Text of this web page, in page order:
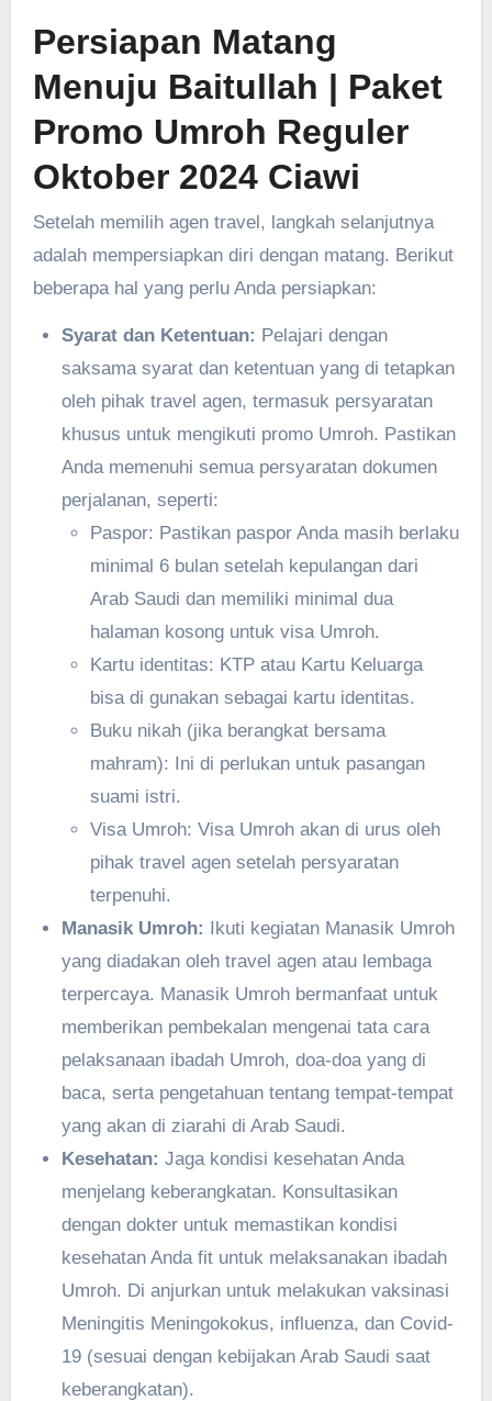
Persiapan Matang
Menuju Baitullah | Paket
Promo Umroh Reguler
Oktober 2024 Ciawi
Setelah memilih agen travel, langkah selanjutnya
adalah mempersiapkan diri dengan matang. Berikut
beberapa hal yang perlu Anda persiapkan:
Syarat dan Ketentuan: Pelajari dengan
saksama syarat dan ketentuan yang di tetapkan
oleh pihak travel agen, termasuk persyaratan
khusus untuk mengikuti promo Umroh. Pastikan
Anda memenuhi semua persyaratan dokumen
perjalanan, seperti:
Paspor: Pastikan paspor Anda masih berlaku
minimal 6 bulan setelah kepulangan dari
Arab Saudi dan memiliki minimal dua
halaman kosong untuk visa Umroh.
Kartu identitas: KTP atau Kartu Keluarga
bisa di gunakan sebagai kartu identitas.
Buku nikah (jika berangkat bersama
mahram): Ini di perlukan untuk pasangan
suami istri.
Visa Umroh: Visa Umroh akan di urus oleh
pihak travel agen setelah persyaratan
terpenuhi.
Manasik Umroh: Ikuti kegiatan Manasik Umroh
yang diadakan oleh travel agen atau lembaga
terpercaya. Manasik Umroh bermanfaat untuk
memberikan pembekalan mengenai tata cara
pelaksanaan ibadah Umroh, doa-doa yang di
baca, serta pengetahuan tentang tempat-tempat
yang akan di ziarahi di Arab Saudi.
Kesehatan: Jaga kondisi kesehatan Anda
menjelang keberangkatan. Konsultasikan
dengan dokter untuk memastikan kondisi
kesehatan Anda fit untuk melaksanakan ibadah
Umroh. Di anjurkan untuk melakukan vaksinasi
Meningitis Meningokokus, influenza, dan Covid-
19 (sesuai dengan kebijakan Arab Saudi saat
keberangkatan).